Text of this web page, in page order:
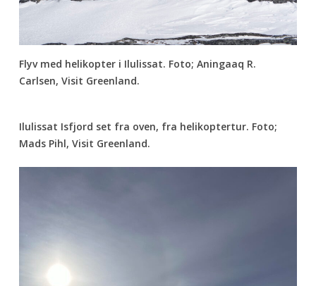
Flyv med helikopter i Ilulissat. Foto; Aningaaq R.
Carlsen, Visit Greenland.
Ilulissat Isfjord set fra oven, fra helikoptertur. Foto;
Mads Pihl, Visit Greenland.